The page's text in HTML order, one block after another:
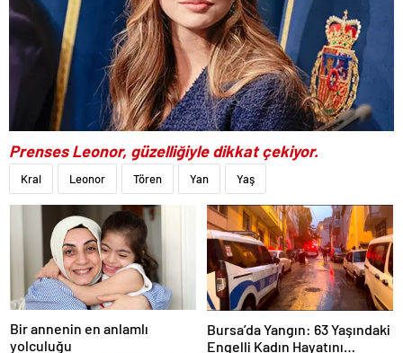
Prenses Leonor, güzelliğiyle dikkat çekiyor.
Kral Leonor Tören Yan Yaş
Bir annenin en anlamlı
yolculuğu
Bursa’da Yangın: 63 Yaşındaki
Engelli Kadın Hayatını